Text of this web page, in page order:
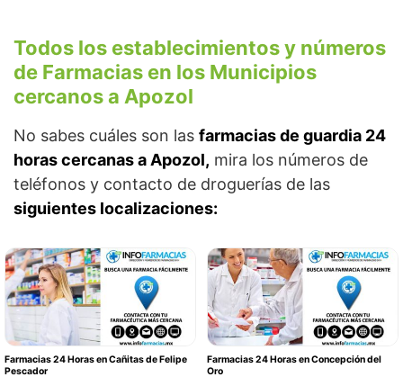
Todos los establecimientos y números
de Farmacias en los Municipios
cercanos a Apozol
No sabes cuáles son las farmacias de guardia 24
horas cercanas a Apozol, mira los números de
teléfonos y contacto de droguerías de las
siguientes localizaciones:
Farmacias 24 Horas en Cañitas de Felipe
Pescador
Farmacias 24 Horas en Concepción del
Oro